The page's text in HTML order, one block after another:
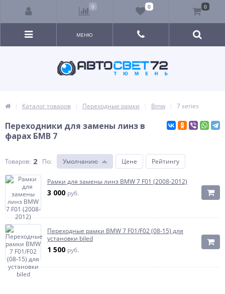
МЕНЮ
Каталог товаров Переходные рамки Bmw 7 series
Переходники для замены линз в
фарах БМВ 7
Товаров: 2 По: Умолчанию Цене Рейтингу
Рамки для замены линз BMW 7 F01 (2008-2012)
3 000 руб.
Переходные рамки BMW 7 F01/F02 (08-15) для
установки biled
1 500 руб.
0 0 0